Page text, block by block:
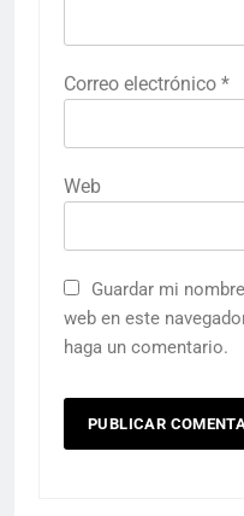
Correo electrónico *
Web
Guardar mi
web en este
haga un comentario.